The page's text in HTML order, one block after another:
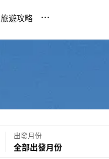
旅遊攻略 ...
出發月份
全部出發月份